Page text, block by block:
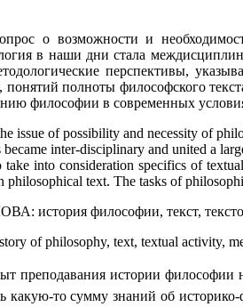
о возможности и
в наши дни стала
перспективы,
понятий полноты философского
философии в современных
issue of possibility and necessity of
became inter-disciplinary and united a
take into consideration specifics of
text. The tasks of
история философии, текст,
of philosophy, text, textual activity,
преподавания истории философии
какую-то сумму знаний об